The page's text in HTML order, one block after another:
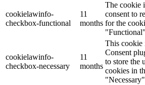
cookielawinfo-
checkbox-functional
11
months
The cookie
consent to
for the
cookielawinfo-
checkbox-necessary
11
months
This cookie
Consent
to store the
cookies in